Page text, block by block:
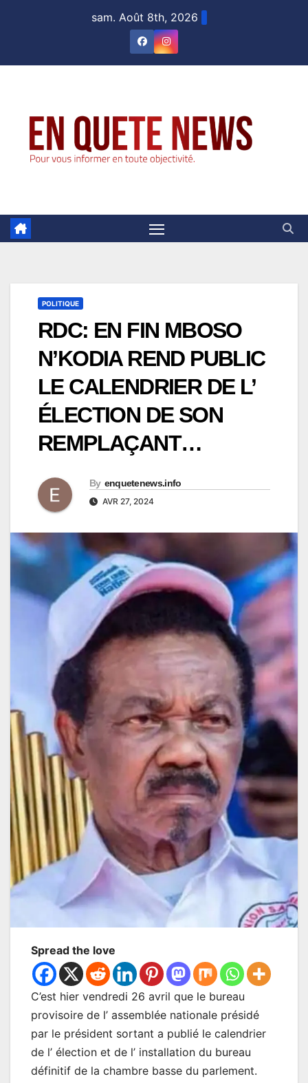
sam. Août 8th, 2026
POLITIQUE
RDC: EN FIN MBOSO
N’KODIA REND PUBLIC
LE CALENDRIER DE L’
ÉLECTION DE SON
REMPLAÇANT…
By enquetenews.info
AVR 27, 2024
Spread the love
C’est hier vendredi 26 avril que le bureau
provisoire de l’ assemblée nationale présidé
par le président sortant a publié le calendrier
de l’ élection et de l’ installation du bureau
définitif de la chambre basse du parlement.